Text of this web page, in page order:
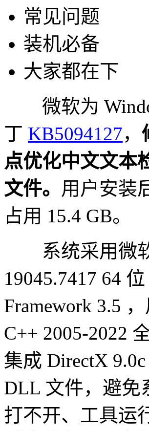
常见问题
装机必备
大家都在下
微软为
丁 KB5094127，
点优化中文文本
文件。 用户安装
占用 15.4 GB。
系统采用微软
19045.7417 64
Framework 3.5
C++ 2005-2022
集成 DirectX
DLL 文件，避免
打不开、工具运